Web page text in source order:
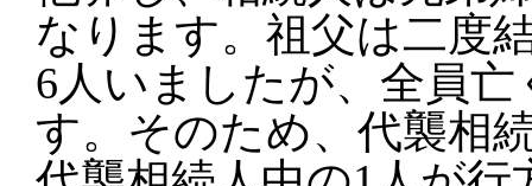
なります。祖父は二度
6人いましたが、全員
す。そのため、代襲相